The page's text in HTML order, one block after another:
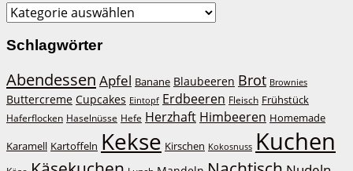
Kategorien
Schlagwörter
Abendessen Apfel Banane Blaubeeren Brot Brownies
Buttercreme Cupcakes Eintopf Erdbeeren Fleisch Frühstück
Haferflocken Haselnüsse Hefe Herzhaft Himbeeren Homemade
Karamell Kartoffeln Kekse Kirschen Kokosnuss Kuchen